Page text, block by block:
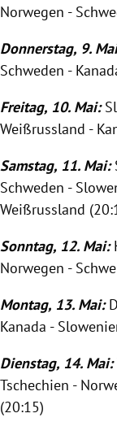
Norwegen -
Donnerstag, 9.
Schweden -
Freitag, 10. Mai:
Weißrussland -
Samstag, 11. Mai:
Schweden -
Weißrussland
Sonntag, 12. Mai:
Norwegen -
Montag, 13. Mai:
Kanada -
Dienstag, 14. Mai:
Tschechien -
(20:15)